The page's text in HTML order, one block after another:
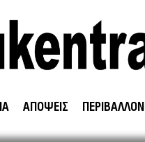
ΑΠΟΨΕΙΣ ΠΕΡΙΒΑΛΛΟΝ